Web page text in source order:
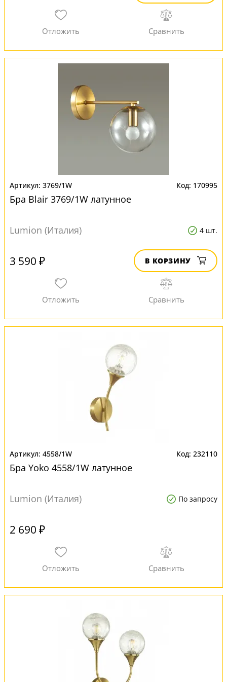
3769/1W 170995
Бра Blair 3769/1W латунное
Lumion (Италия) 4 шт.
3 590 ₽ В КОРЗИНУ
4558/1W 232110
Бра Yoko 4558/1W латунное
Lumion (Италия) По запросу
2 690 ₽